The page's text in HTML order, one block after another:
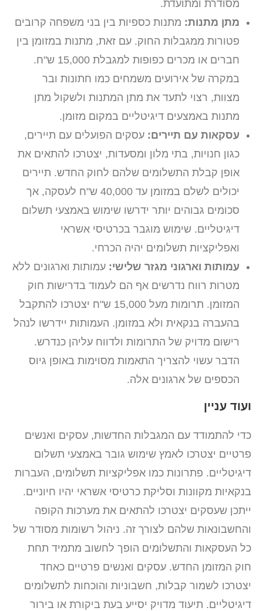
מסודרת ומתועדת.
מתן מתנות: מתנות כספיות בין בני משפחה קרובים
פטורות ממגבלות החוק. עם זאת, מתנות במזומן בין
חברים או מכרים כפופות למגבלת 15,000 ש"ח.
במקרה של אירועים משמחים כמו חתונות ובר
מצוות, רצוי לתעד את מתן המתנות ולשקול מתן
מתנות באמצעים דיגיטליים במקום מזומן.
עסקאות עם תיירים: עסקים הפועלים עם תיירים,
כגון חנויות, בתי מלון ומסעדות, יצטרכו להתאים את
אופן קבלת התשלומים שלהם לחוק החדש. תיירים
יכולים לשלם במזומן עד 40,000 ש"ח לעסקה, אך
סכומים גבוהים יותר ידרשו שימוש באמצעי תשלום
דיגיטליים. שימוש מוגבר בכרטיסי אשראי
ואפליקציות תשלומים יהיה הכרחי.
עמותות וארגוני מגזר שלישי: עמותות וארגונים ללא
מטרות רווח נדרשים אף הם לעמוד בדרישות חוק
המזומן. תרומות מעל 15,000 ש"ח יצטרכו להתקבל
בהעברה בנקאית ולא במזומן. העמותות יידרשו לנהל
רישום מדויק של התרומות ולדווח עליהן כנדרש.
הדבר עשוי להצריך התאמות מסוימות באופן גיוס
הכספים של ארגונים אלה.
ועוד עניין
כדי להתמודד עם המגבלות החדשות, עסקים ואנשים
פרטיים יצטרכו לאמץ שימוש גובר באמצעי תשלום
דיגיטליים. פתרונות כמו אפליקציות תשלומים, העברות
בנקאיות מקוונות וסליקת כרטיסי אשראי יהיו חיוניים.
ייתכן שעסקים יצטרכו להתאים את מערכות הקופה
והחשבונאות שלהם לצורך זה. ניהול רשומות מסודר של
כל העסקאות והתשלומים הופך לחשוב מתמיד תחת
חוק המזומן החדש. עסקים ואנשים פרטיים כאחד
יצטרכו לשמור קבלות, חשבוניות והוכחות לתשלומים
דיגיטליים. תיעוד מדויק יסייע בעת ביקורת או בירור